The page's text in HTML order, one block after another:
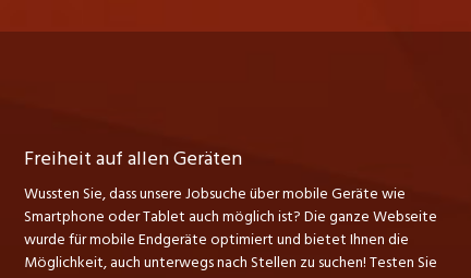
Freiheit auf allen Geräten
Wussten Sie, dass unsere Jobsuche über mobile Geräte wie
Smartphone oder Tablet auch möglich ist? Die ganze Webseite
wurde für mobile Endgeräte optimiert und bietet Ihnen die
Möglichkeit, auch unterwegs nach Stellen zu suchen! Testen Sie